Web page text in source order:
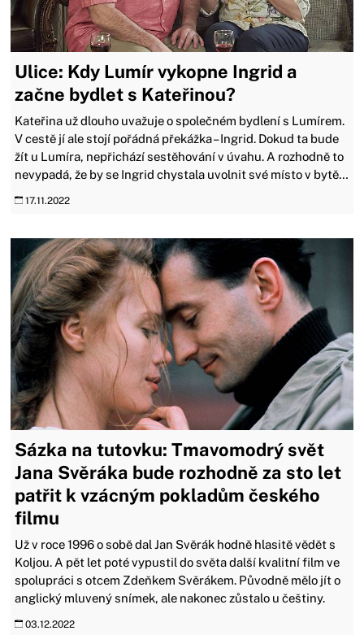
Ulice: Kdy Lumír vykopne Ingrid a
začne bydlet s Kateřinou?
Kateřina už dlouho uvažuje o společném bydlení s Lumírem.
V cestě jí ale stojí pořádná překážka – Ingrid. Dokud ta bude
žít u Lumíra, nepřichází sestěhování v úvahu. A rozhodně to
nevypadá, že by se Ingrid chystala uvolnit své místo v bytě…
17.11.2022
Sázka na tutovku: Tmavomodrý svět
Jana Svěráka bude rozhodně za sto let
patřit k vzácným pokladům českého
filmu
Už v roce 1996 o sobě dal Jan Svěrák hodně hlasitě vědět s
Koljou. A pět let poté vypustil do světa další kvalitní film ve
spolupráci s otcem Zdeňkem Svěrákem. Původně mělo jít o
anglický mluvený snímek, ale nakonec zůstalo u češtiny.
03.12.2022